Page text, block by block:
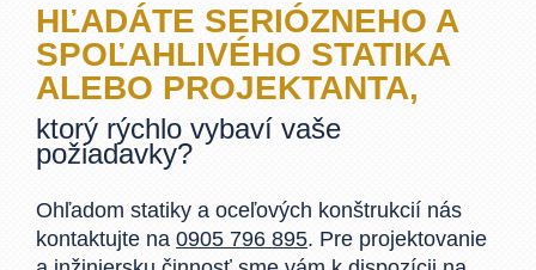
HĽADÁTE SERIÓZNEHO A
SPOĽAHLIVÉHO STATIKA
ALEBO PROJEKTANTA,
ktorý rýchlo vybaví vaše
požiadavky?
Ohľadom statiky a oceľových konštrukcií nás
kontaktujte na 0905 796 895. Pre projektovanie